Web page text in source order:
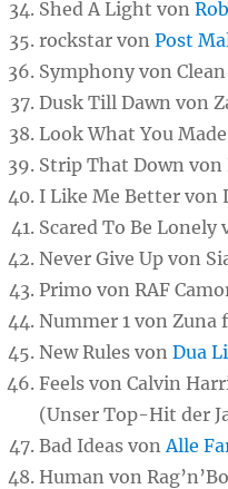
Shed A Light von
rockstar vonPost
Symphony von
Dusk Till Dawn von
Look What You
Strip That Down von
I Like Me Better von
Scared To Be
Never Give Up von
Primo von RAF
Nummer 1 von Zuna
New Rules vonDua
Feels von Calvin
(Unser Top-Hit der
Bad Ideas vonAlle
Human von